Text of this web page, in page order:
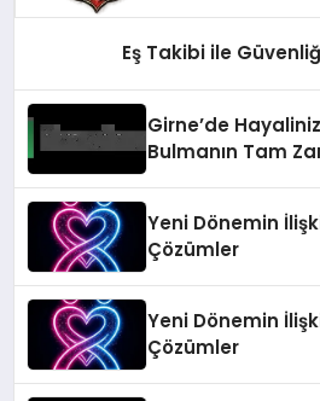
Eş Takibi ile
Girne’de
Bulmanın Tam
Yeni Dönemin
Çözümler
Yeni Dönemin
Çözümler